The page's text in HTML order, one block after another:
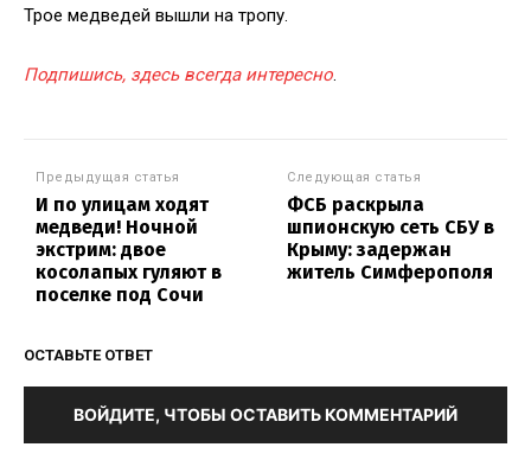
Трое медведей вышли на тропу.
Подпишись, здесь всегда интересно.
Предыдущая статья
И по улицам ходят
медведи! Ночной
экстрим: двое
косолапых гуляют в
поселке под Сочи
Следующая статья
ФСБ раскрыла
шпионскую сеть СБУ в
Крыму: задержан
житель Симферополя
ОСТАВЬТЕ ОТВЕТ
ВОЙДИТЕ, ЧТОБЫ ОСТАВИТЬ КОММЕНТАРИЙ